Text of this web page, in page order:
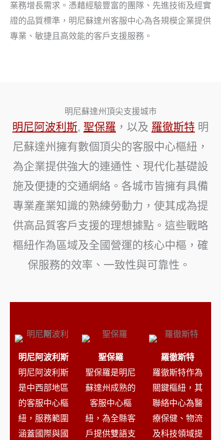
業務增長需求。憑藉經驗豐富的團隊、先進技術及經實
證的品質標準，明尼蘇達州客服中心為各規模企業提供
專業、敏捷且高效能的客戶支援服務。
明尼蘇達州頂尖支援城市
明尼阿波利斯, 聖保羅 ，以及 羅徹斯特 明
尼蘇達州擁有數個頂尖的客服中心樞紐，
為企業提供強大的連通性、現代化基礎設
施及便捷的交通網絡。各城市皆擁有具備
專業產業知識的熟練勞動力，使其成為提
供高品質客戶支援的理想據點。這些戰略
樞紐作為區域及全國營運的核心中樞，確
保服務的效率、一致性與可靠性。
明尼阿波利斯
明尼阿波利斯
是中西部地區
的客服中心樞
紐，服務範圍
涵蓋國際與國
聖保羅
聖保羅是明尼
蘇達州成熟的
客服中心樞
紐，為全縣客
戶提供雙語支
羅徹斯特
羅徹斯特作為
關鍵樞紐，其
聯絡中心為醫
療保健、物流
及科技領域提